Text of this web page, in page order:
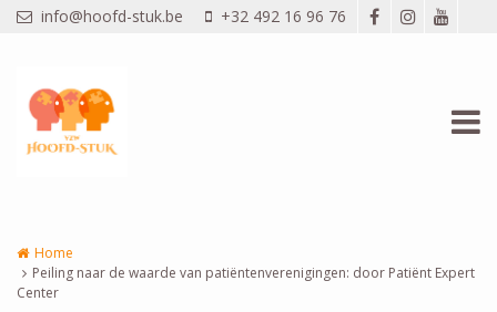
Overslaan en naar de inhoud gaan
info@hoofd-stuk.be +32 492 16 96 76
Home
Peiling naar de waarde van patiëntenverenigingen: door Patiënt Expert
Center